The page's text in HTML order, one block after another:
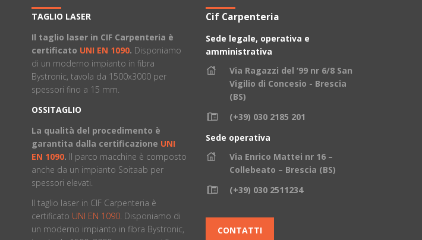
TAGLIO LASER
Il taglio laser in CIF Carpenteria è
certificato UNI EN 1090. Disponiamo
di un moderno impianto in fibra
Bystronic, tavola da 1500x3000 per
spessori fino a 15 mm.
OSSITAGLIO
La qualità del procedimento è
garantita dalla certificazione UNI
EN 1090. ll parco macchine è composto
anche da un impianto Soitaab per
spessori elevati.
Il taglio laser in CIF Carpenteria è
certificato UNI EN 1090. Disponiamo di
un moderno impianto in fibra Bystronic,
Cif Carpenteria
Sede legale, operativa e
amministrativa
Via Ragazzi del ‘99 nr 6/8 San
Vigilio di Concesio - Brescia
(BS)
(+39) 030 2185 201
Sede operativa
Via Enrico Mattei nr 16 –
Collebeato – Brescia (BS)
(+39) 030 2511234
CONTATTI